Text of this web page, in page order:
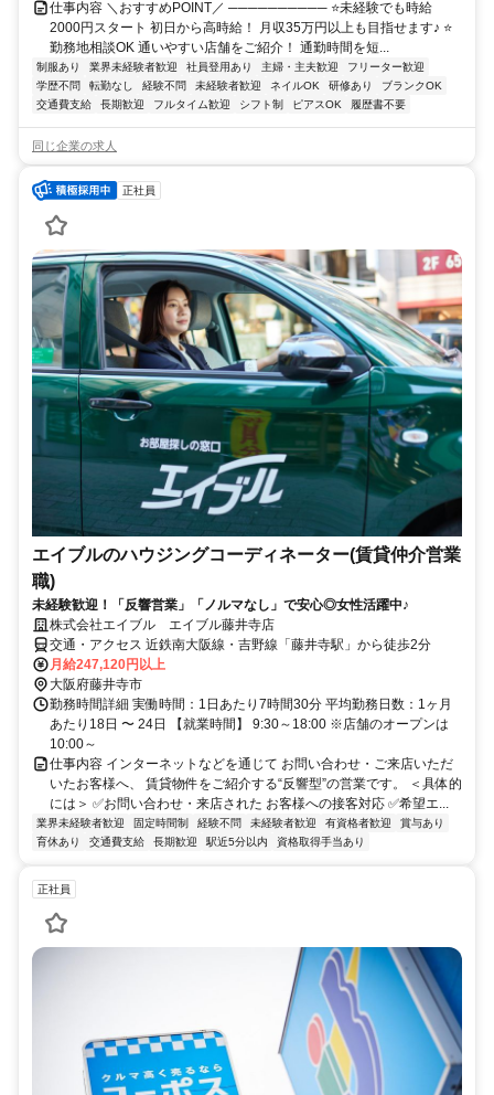
仕事内容 ＼おすすめPOINT／ ────────── ⭐未経験でも時給
2000円スタート 初日から高時給！ 月収35万円以上も目指せます♪ ⭐
勤務地相談OK 通いやすい店舗をご紹介！ 通勤時間を短...
制服あり 業界未経験者歓迎 社員登用あり 主婦・主夫歓迎
フリーター歓迎
学歴不問
転勤なし 経験不問 未経験者歓迎 ネイルOK 研修あり
ブランクOK
交通費支給
長期歓迎 フルタイム歓迎 シフト制 ピアスOK 履歴書不要
同じ企業の求人
正社員
エイブルのハウジングコーディネーター(賃貸仲介営業
職)
未経験歓迎！「反響営業」「ノルマなし」で安心◎女性活躍中♪
株式会社エイブル エイブル藤井寺店
交通・アクセス 近鉄南大阪線・吉野線「藤井寺駅」から徒歩2分
月給247,120円以上
大阪府藤井寺市
勤務時間詳細 実働時間：1日あたり7時間30分 平均勤務日数：1ヶ月
あたり18日 〜 24日 【就業時間】 9:30～18:00 ※店舗のオープンは
10:00～
仕事内容 インターネットなどを通じて お問い合わせ・ご来店いただ
いたお客様へ、 賃貸物件をご紹介する“反響型”の営業です。 ＜具体的
には＞ ✅お問い合わせ・来店された お客様への接客対応 ✅希望エ...
業界未経験者歓迎 固定時間制 経験不問 未経験者歓迎 有資格者歓迎
賞与あり
育休あり
交通費支給 長期歓迎 駅近5分以内 資格取得手当あり
正社員